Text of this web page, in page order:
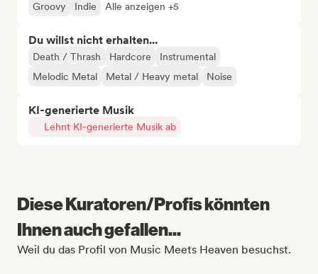
Groovy
Indie Alle anzeigen +5
Du willst nicht erhalten...
Death / Thrash Hardcore
Instrumental
Melodic Metal
Metal / Heavy metal Noise
KI-generierte Musik
Lehnt KI-generierte Musik ab
Diese Kuratoren/Profis könnten
Ihnen auch gefallen...
Weil du das Profil von Music Meets Heaven besuchst.